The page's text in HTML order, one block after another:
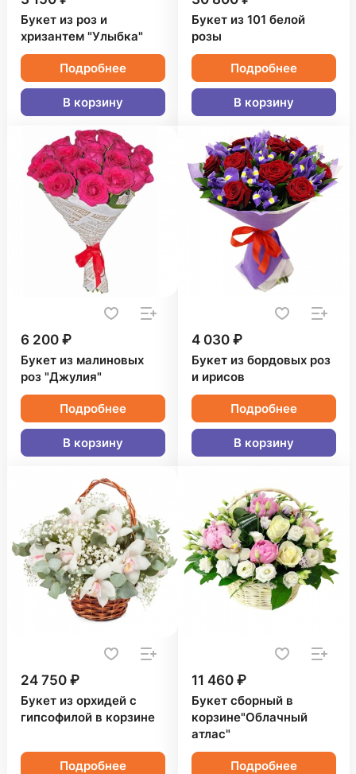
Букет из роз и
хризантем "Улыбка"
Подробнее
В корзину
Букет из 101 белой
розы
Подробнее
В корзину
6 200 ₽
Букет из малиновых
роз "Джулия"
Подробнее
В корзину
4 030 ₽
Букет из бордовых роз
и ирисов
Подробнее
В корзину
24 750 ₽
Букет из орхидей с
гипсофилой в корзине
Подробнее
11 460 ₽
Букет сборный в
корзине"Облачный
атлас"
Подробнее